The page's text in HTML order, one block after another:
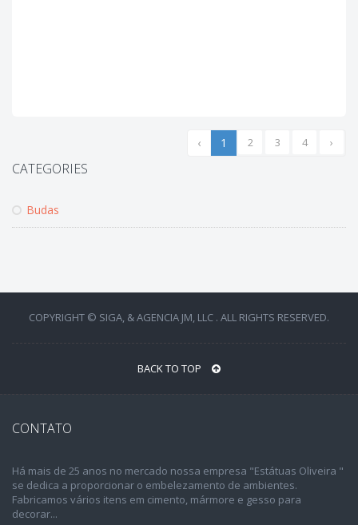
‹ 1 2 3 4 ›
CATEGORIES
Budas
COPYRIGHT © SIGA, & AGENCIA JM, LLC . ALL RIGHTS RESERVED.
BACK TO TOP
CONTATO
Há mais de 25 anos no mercado nossa empresa "Estátuas Oliveira "
se dedica a proporcionar o embelezamento de ambientes.
Fabricamos vários itens em cimento, mármore e gesso para
decorar...